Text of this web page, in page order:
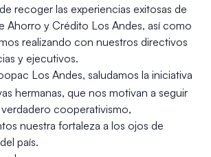
recoger las experiencias exitosas de
Ahorro y Crédito Los Andes, así como
realizando con nuestros directivos
y ejecutivos.
Los Andes, saludamos la iniciativa
hermanas, que nos motivan a seguir
cooperativismo,
nuestra fortaleza a los ojos de
país.